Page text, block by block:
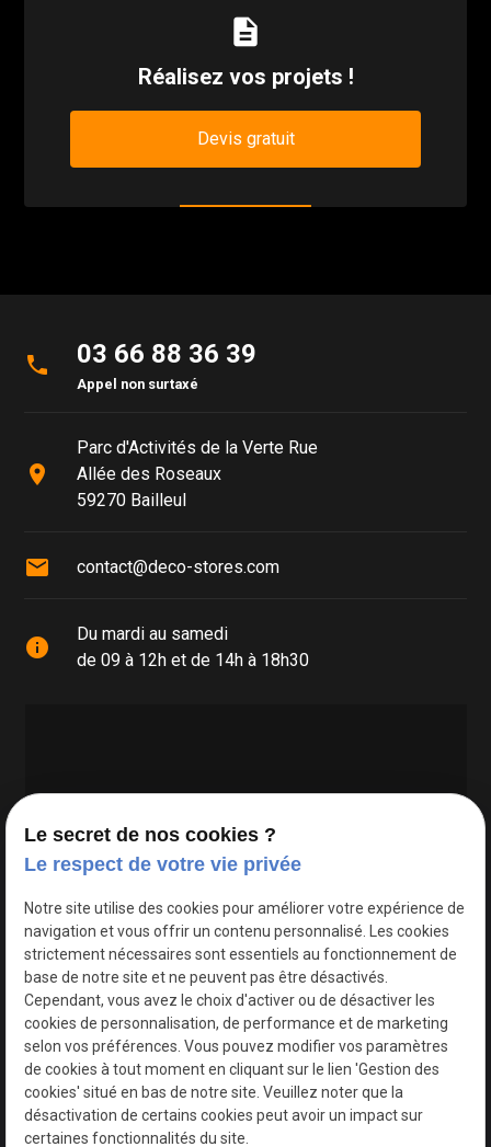
description
Réalisez vos projets !
Devis gratuit
phone 03 66 88 36 39
Appel non surtaxé
place
Parc d'Activités de la Verte Rue
Allée des Roseaux
59270 Bailleul
mail contact@deco-stores.com
info
Du mardi au samedi
de 09 à 12h et de 14h à 18h30
Google Maps Search API est désactivé.
Le secret de nos cookies ?
Le respect de votre vie privée
Notre site utilise des cookies pour améliorer votre expérience de
navigation et vous offrir un contenu personnalisé. Les cookies
strictement nécessaires sont essentiels au fonctionnement de
base de notre site et ne peuvent pas être désactivés.
Cependant, vous avez le choix d'activer ou de désactiver les
cookies de personnalisation, de performance et de marketing
selon vos préférences. Vous pouvez modifier vos paramètres
de cookies à tout moment en cliquant sur le lien 'Gestion des
cookies' situé en bas de notre site. Veuillez noter que la
désactivation de certains cookies peut avoir un impact sur
certaines fonctionnalités du site.